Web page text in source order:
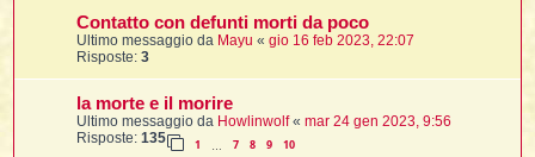
Contatto con defunti morti da poco
Ultimo messaggio da Mayu «gio 16 feb 2023, 22:07
Risposte:3
la morte e il morire
Ultimo messaggio da Howlinwolf«mar 24 gen 2023, 9:56
Risposte:135 1 7 8 9 10